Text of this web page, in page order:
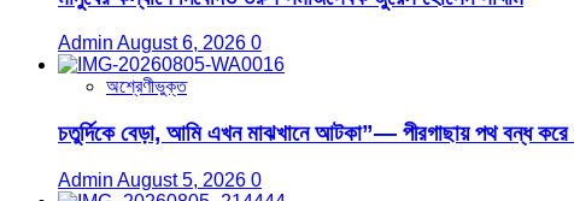
Admin August 6, 2026 0
অশ্রেণীভুক্ত
চতুর্দিকে বেড়া, আমি এখন মাঝখানে আটকা”— পীরগাছায় পথ বন্ধ
Admin August 5, 2026 0